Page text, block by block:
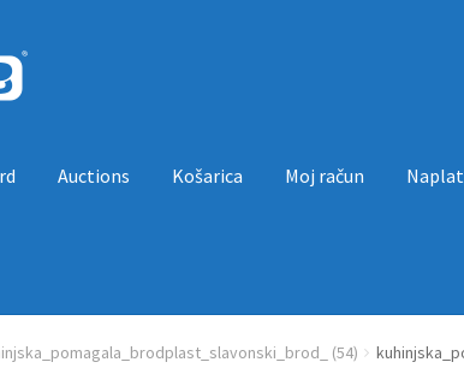
Auctions Košarica Moj račun
Košarica Moj računNaplata Proizvodi Uvjeti
(54)